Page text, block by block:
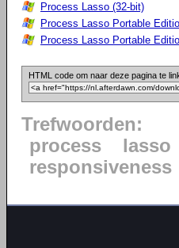
Process Lasso (32-bit)
Process Lasso Portable
Process Lasso Portable
HTML code om naar deze pagina te
Trefwoorden:
process
lasso
responsiveness